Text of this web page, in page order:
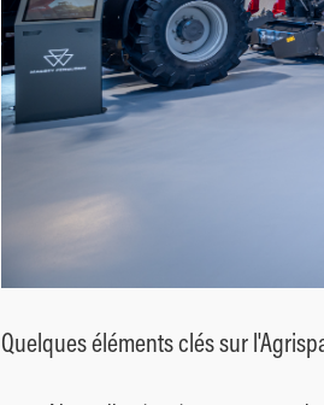
Quelques éléments clés sur